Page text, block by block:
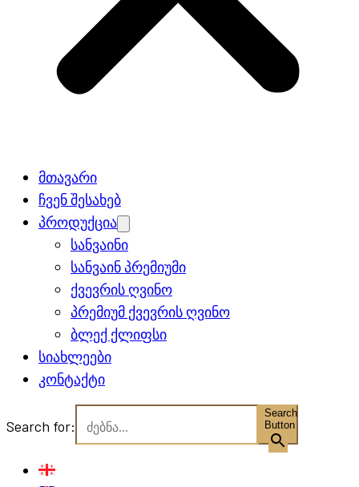
მთავარი
ჩვენ შესახებ
პროდუქცია
menu
სანვაინი
სანვაინ პრემიუმი
ქვევრის ღვინო
პრემიუმ ქვევრის ღვინო
ბლექ ქლიფსი
სიახლეები
კონტაქტი
Search for:
Search
Button